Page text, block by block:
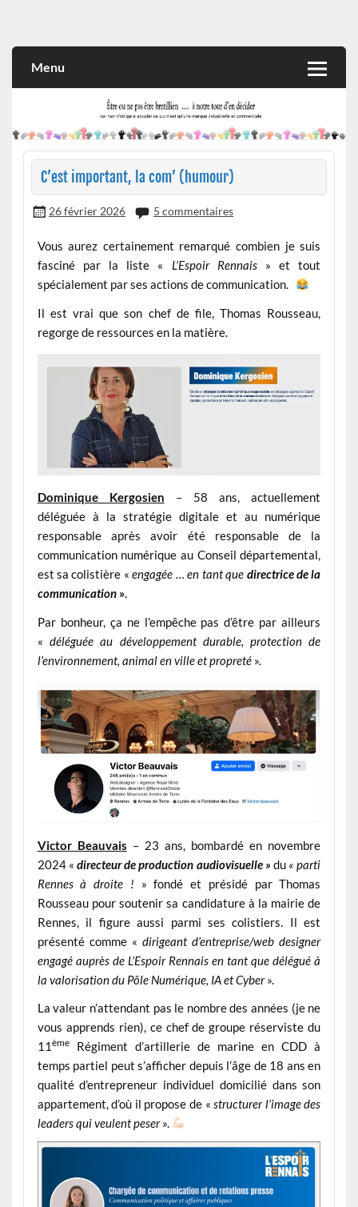
et commerciale
Menu
C’est important, la com’ (humour)
26 février 2026 5 commentaires
Vous aurez certainement remarqué combien je suis
fasciné par la liste « L’Espoir Rennais » et tout
spécialement par ses actions de communication.
Il est vrai que son chef de file, Thomas Rousseau,
regorge de ressources en la matière.
Dominique Kergosien – 58 ans, actuellement
déléguée à la stratégie digitale et au numérique
responsable après avoir été responsable de la
communication numérique au Conseil départemental,
est sacolistière «engagée … en tant que directrice de la
communication».
Par bonheur, ça ne l’empêche pas d’être par ailleurs
« déléguée au développement durable, protection de
l’environnement, animal en ville et propreté ».
Victor Beauvais – 23 ans, bombardé en novembre
2024 « directeur de production audiovisuelle »du «parti
Rennes à droite ! » fondé et présidé par Thomas
Rousseau pour soutenir sa candidature à la mairie de
Rennes, il figure aussi parmi ses colistiers. Il est
présenté comme «dirigeant d’entreprise/web designer
engagé auprès de L’Espoir Rennais en tant que délégué à
la valorisation du Pôle Numérique, IA et Cyber».
La valeur n’attendant pas le nombre des années (je ne
vous apprends rien), ce chef de groupe réserviste du
11 èmeRégiment d’artillerie de marine en CDD à
temps partiel peut s’afficher depuis l’âge de 18 ans en
qualité d’entrepreneur individuel domicilié dans son
appartement, d’où il propose de «structurer l’image des
leaders qui veulent peser».